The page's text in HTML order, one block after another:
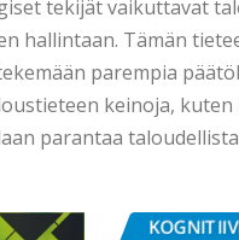
tekijät vaikuttavat
hallintaan. Tämän
parempia
keinoja,
parantaa